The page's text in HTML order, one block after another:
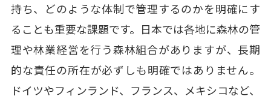
持ち、どのような体制で管理するのかを明確にす
ることも重要な課題です。日本では各地に森林の管
理や林業経営を行う森林組合がありますが、長期
的な責任の所在が必ずしも明確ではありません。
ドイツやフィンランド、フランス、メキシコなど、